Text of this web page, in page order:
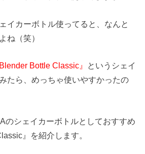
イカーボトル使ってると、なんと
ね（笑）
Blender Bottle Classic』 というシェイ
たら、めっちゃ使いやすかったの
のシェイカーボトルとしておすすめ
』を紹介します。